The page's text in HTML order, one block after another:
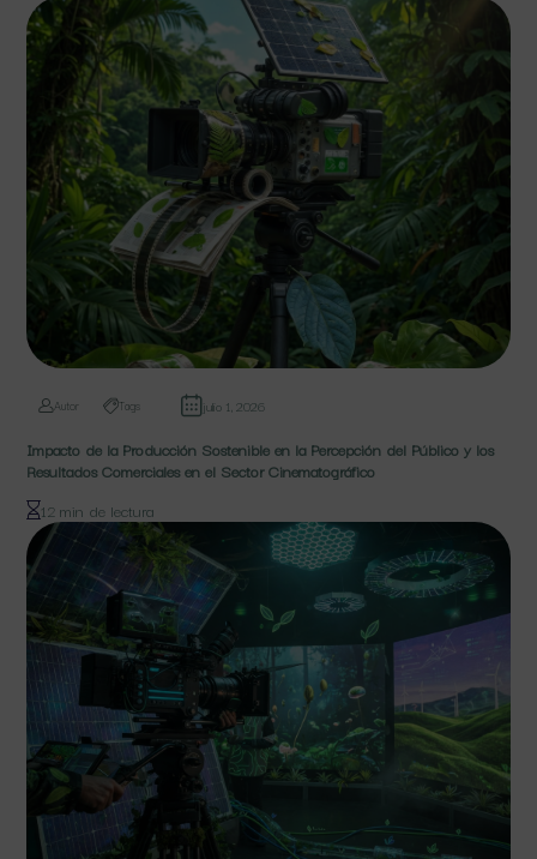
Autor Tags julio 1, 2026
Impacto de la Producción Sostenible en la Percepción del Público y los
Resultados Comerciales en el Sector Cinematográfico
12 min de lectura